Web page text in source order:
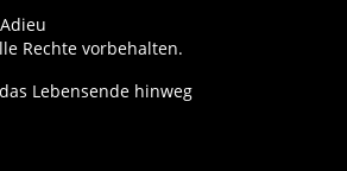
Rechte vorbehalten.
Lebensende hinweg